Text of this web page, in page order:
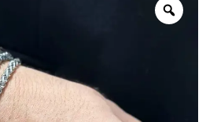
Zoom